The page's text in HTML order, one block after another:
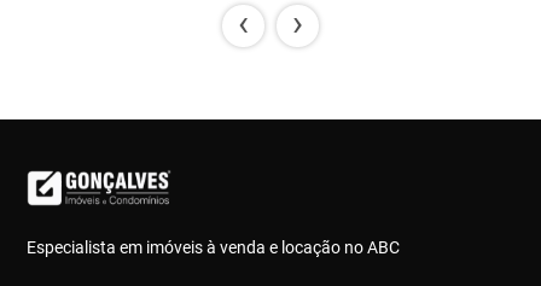
‹ ›
Especialista em imóveis à venda e locação no ABC